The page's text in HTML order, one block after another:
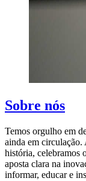
Sobre nós
Temos orgulho em
ainda em circulação.
história, celebramos
aposta clara na
informar, educar e